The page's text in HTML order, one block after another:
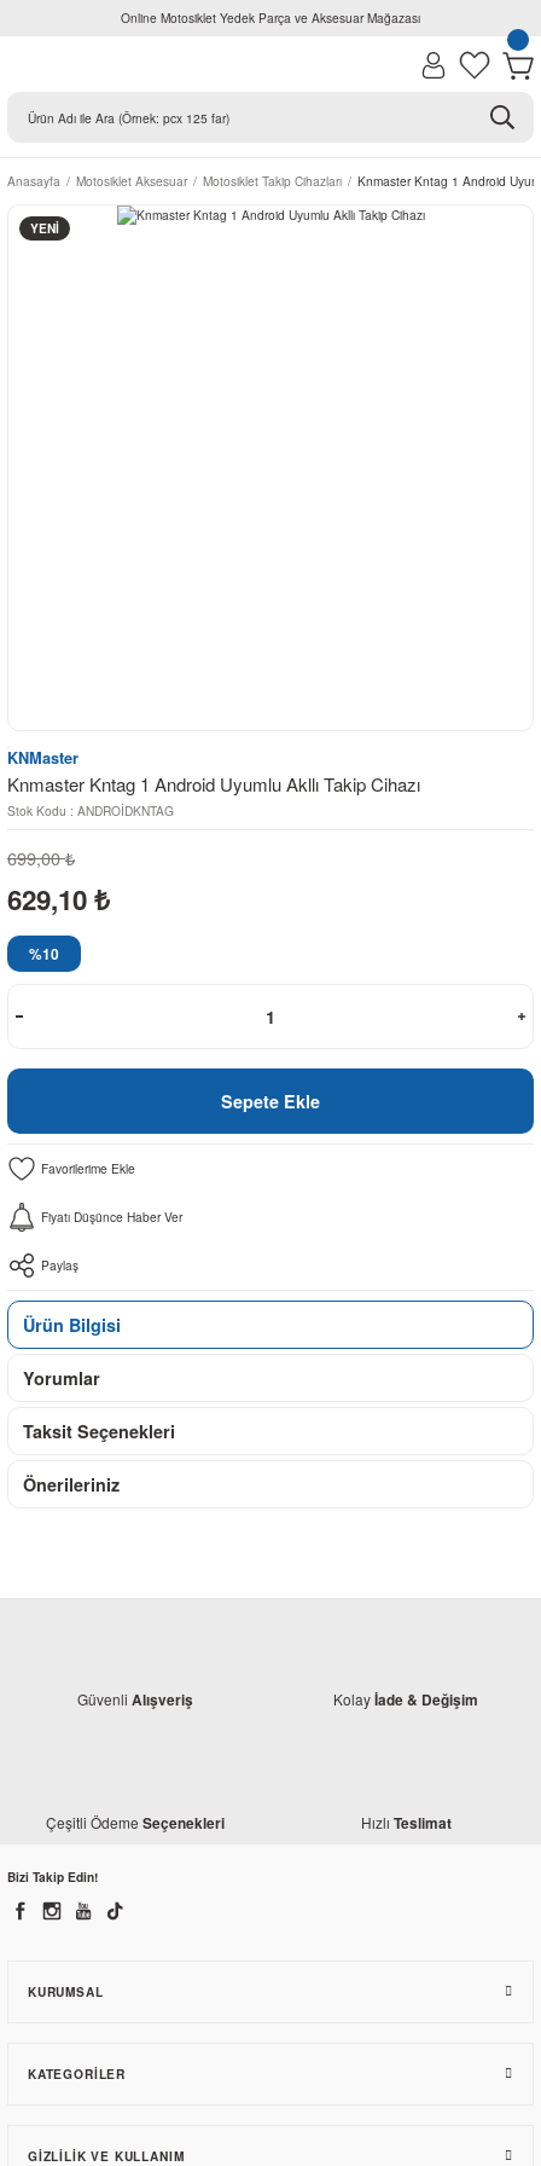
Online Motosiklet Yedek Parça ve Aksesuar Mağazası
Anasayfa Motosiklet Aksesuar Motosiklet Takip Cihazları Knmaster Kntag 1 Android
YENİ
KNMaster
Knmaster Kntag 1 Android Uyumlu Akllı Takip Cihazı
Stok Kodu : ANDROİDKNTAG
699,00₺
629,10 ₺
%10
Sepete Ekle
Fiyatı Düşünce Haber Ver
Paylaş
Ürün Bilgisi
Yorumlar
Taksit Seçenekleri
Önerileriniz
Güvenli Alışveriş Kolayİade & Değişim
Çeşitli Ödeme Seçenekleri Hızlı Teslimat
Bizi Takip Edin!
KURUMSAL
KATEGORILER
GIZLILIK VE KULLANIM